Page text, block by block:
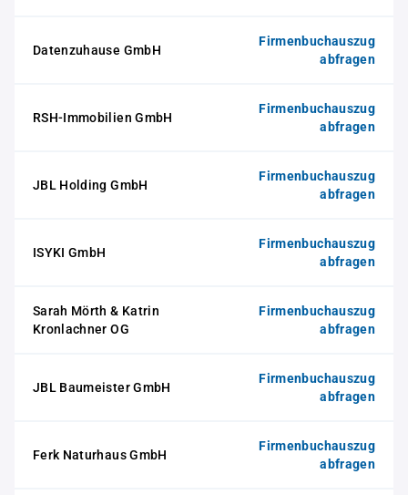
Datenzuhause GmbH
Firmenbuchauszug
abfragen
RSH-Immobilien GmbH
Firmenbuchauszug
abfragen
JBL Holding GmbH
Firmenbuchauszug
abfragen
ISYKI GmbH
Firmenbuchauszug
abfragen
Sarah Mörth & Katrin
Kronlachner OG
Firmenbuchauszug
abfragen
JBL Baumeister GmbH
Firmenbuchauszug
abfragen
Ferk Naturhaus GmbH
Firmenbuchauszug
abfragen